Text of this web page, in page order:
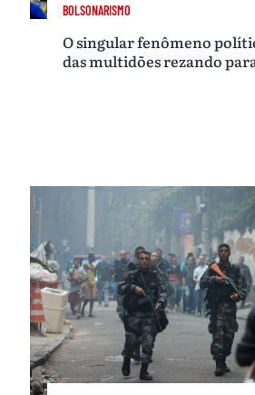
BOLSONARISMO
O singular fenômeno
das multidões rezando